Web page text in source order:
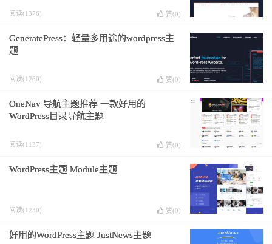
阅读(1376) 赞(0)
GeneratePress：轻量多用途的wordpress主
题
阅读(1260) 赞(0)
OneNav 导航主题推荐 一款好用的
WordPress目录导航主题
阅读(1137) 赞(0)
WordPress主题 Module主题
阅读(1230) 赞(0)
好用的WordPress主题 JustNews主题